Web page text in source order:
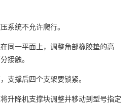
系统不允许爬行。
同一平面上，调整角部橡胶垫的高
接触。
支撑后四个支架要锁紧。
升降机支撑块调整并移动到型号指定